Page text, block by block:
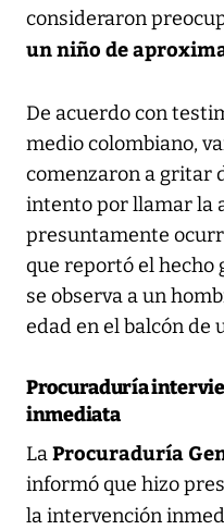
consideraron
un niño de
De acuerdo con
medio colombiano,
comenzaron a gritar
intento por llamar la
presuntamente
que reportó el hecho
se observa a un
edad en el balcón de
Procuraduría
inmediata
LaProcuraduría
informó que hizo
la intervención